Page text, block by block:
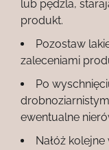
lub pędzla,
produkt.
Pozostaw
zaleceniami
Po
ewentualne
Nałóż